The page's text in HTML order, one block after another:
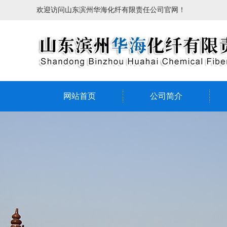
欢迎访问山东滨州华海化纤有限责任公司官网！
网站首页 公司简介